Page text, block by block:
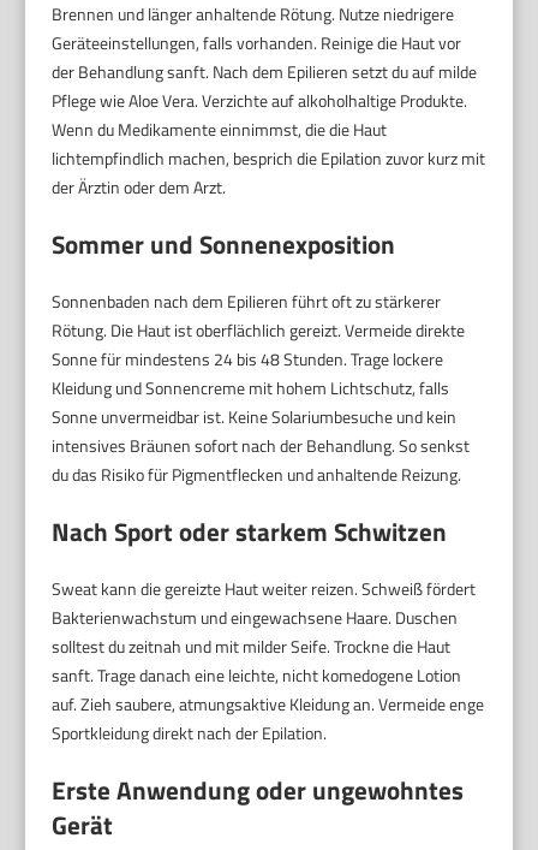
Brennen und länger anhaltende Rötung. Nutze niedrigere
Geräteeinstellungen, falls vorhanden. Reinige die Haut vor
der Behandlung sanft. Nach dem Epilieren setzt du auf milde
Pflege wie Aloe Vera. Verzichte auf alkoholhaltige Produkte.
Wenn du Medikamente einnimmst, die die Haut
lichtempfindlich machen, besprich die Epilation zuvor kurz mit
der Ärztin oder dem Arzt.
Sommer und Sonnenexposition
Sonnenbaden nach dem Epilieren führt oft zu stärkerer
Rötung. Die Haut ist oberflächlich gereizt. Vermeide direkte
Sonne für mindestens 24 bis 48 Stunden. Trage lockere
Kleidung und Sonnencreme mit hohem Lichtschutz, falls
Sonne unvermeidbar ist. Keine Solariumbesuche und kein
intensives Bräunen sofort nach der Behandlung. So senkst
du das Risiko für Pigmentflecken und anhaltende Reizung.
Nach Sport oder starkem Schwitzen
Sweat kann die gereizte Haut weiter reizen. Schweiß fördert
Bakterienwachstum und eingewachsene Haare. Duschen
solltest du zeitnah und mit milder Seife. Trockne die Haut
sanft. Trage danach eine leichte, nicht komedogene Lotion
auf. Zieh saubere, atmungsaktive Kleidung an. Vermeide enge
Sportkleidung direkt nach der Epilation.
Erste Anwendung oder ungewohntes
Gerät